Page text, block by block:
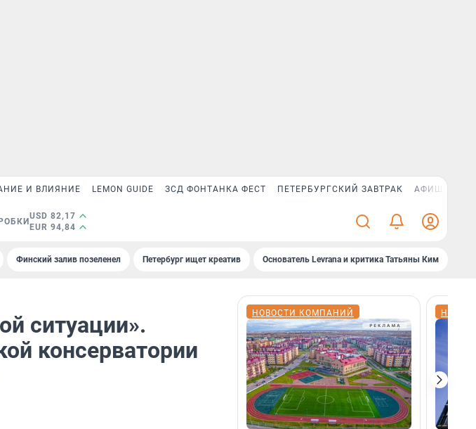
И ВЛИЯНИЕ LEMON GUIDE ЗСД ФОНТАНКА ФЕСТ ПЕТЕРБУРГСКИЙ ЗАВТРАК АФИША PLUS
USD 82,17
EUR 94,84
Финский залив позеленел Петербург ищет креатив Основатель Levrana и критика Татьяны Ким
ситуации».
консерватории
НОВОСТИ КОМПАНИЙ